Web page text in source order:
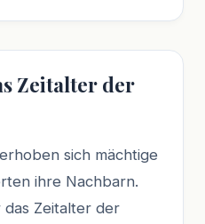
Zeitalter der
sich mächtige
ihre Nachbarn.
das Zeitalter der